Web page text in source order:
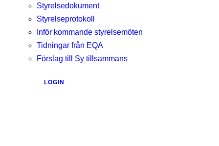
Styrelsedokument
Styrelseprotokoll
Inför kommande styrelsemöten
Tidningar från EQA
Förslag till Sy tillsammans
LOGIN